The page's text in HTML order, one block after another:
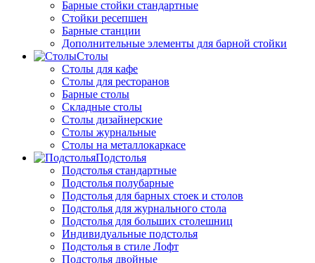
Барные стойки стандартные
Стойки ресепшен
Барные станции
Дополнительные элементы для барной стойки
Столы
Столы для кафе
Столы для ресторанов
Барные столы
Складные столы
Столы дизайнерские
Столы журнальные
Столы на металлокаркасе
Подстолья
Подстолья стандартные
Подстолья полубарные
Подстолья для барных стоек и столов
Подстолья для журнального стола
Подстолья для больших столешниц
Индивидуальные подстолья
Подстолья в стиле Лофт
Подстолья двойные